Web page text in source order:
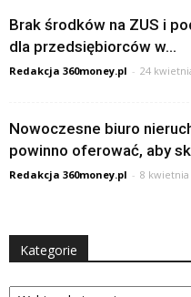
Brak środków na ZUS i
dla przedsiębiorców w...
Redakcja 360money.pl - 24
Nowoczesne biuro
powinno oferować, aby
Redakcja 360money.pl - 8 kwietnia
Kategorie
Kategorie